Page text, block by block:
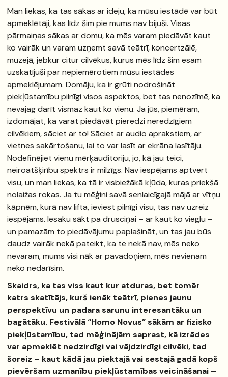
Man liekas, ka tas sākas ar ideju, ka mūsu iestādē var būt
apmeklētāji, kas līdz šim pie mums nav bijuši. Visas
pārmaiņas sākas ar domu, ka mēs varam piedāvāt kaut
ko vairāk un varam uzņemt savā teātrī, koncertzālē,
muzejā, jebkur citur cilvēkus, kurus mēs līdz šim esam
uzskatījuši par nepiemērotiem mūsu iestādes
apmeklējumam. Domāju, ka ir grūti nodrošināt
piekļūstamību pilnīgi visos aspektos, bet tas nenozīmē, ka
nevajag darīt vismaz kaut ko vienu. Ja jūs, piemēram,
izdomājat, ka varat piedāvāt pieredzi neredzīgiem
cilvēkiem, sāciet ar to! Sāciet ar audio aprakstiem, ar
vietnes sakārtošanu, lai to var lasīt ar ekrāna lasītāju.
Nodefinējiet vienu mērķauditoriju, jo, kā jau teici,
neiroatšķirību spektrs ir milzīgs. Nav iespējams aptvert
visu, un man liekas, ka tā ir visbiežākā kļūda, kuras priekšā
nolaižas rokas. Ja tu mēģini savā senlaicīgajā mājā ar vītņu
kāpnēm, kurā nav lifta, ieviest pilnīgi visu, tas nav uzreiz
iespējams. Iesaku sākt pa drusciņai – ar kaut ko vieglu –
un pamazām to piedāvājumu paplašināt, un tas jau būs
daudz vairāk nekā pateikt, ka te nekā nav, mēs neko
nevaram, mums visi nāk ar pavadoņiem, mēs nevienam
neko nedarīsim.
Skaidrs, ka tas viss kaut kur atduras, bet tomēr
katrs skatītājs, kurš ienāk teātrī, pienes jaunu
perspektīvu un padara sarunu interesantāku un
bagātāku. Festivālā “Homo Novus” sākām ar fizisko
piekļūstamību, tad mēģinājām saprast, kā izrādes
var apmeklēt nedzirdīgi vai vājdzirdīgi cilvēki, tad
šoreiz – kaut kādā jau piektajā vai sestajā gadā kopš
pievēršam uzmanību piekļūstamības veicināšanai –